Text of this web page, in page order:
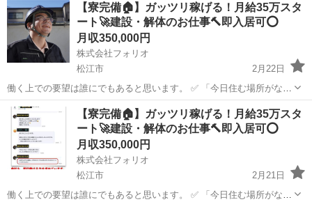
「経験ないけど、とにかく稼ぎたい」 私たちにご相談いただければ、
そんなあ...
【寮完備🏠】ガッツリ稼げる！月給35万スタ
ート🚀建設・解体のお仕事🔨即入居可⭕️
月収350,000円
株式会社フォリオ
松江市
2月22日
働く上での要望は誰にでもあると思います。 ✅ 「今日住む場所がな
い、即入寮したい」 ✅ 「手持ちがピンチ、明日日払いが欲しい」 ✅
「経験ないけど、とにかく稼ぎたい」 私たちにご相談いただければ、
そんなあ...
島根 松江市 土木 未経験
【寮完備🏠】ガッツリ稼げる！月給35万スタ
ート🚀建設・解体のお仕事🔨即入居可⭕️
月収350,000円
株式会社フォリオ
松江市
2月21日
働く上での要望は誰にでもあると思います。 ✅ 「今日住む場所がな